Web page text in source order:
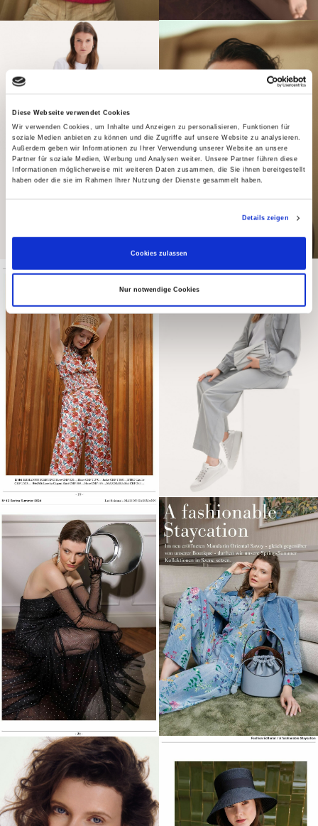
Diese Webseite verwendet Cookies
Wir verwenden Cookies, um Inhalte und Anzeigen zu personalisieren, Funktionen für
soziale Medien anbieten zu können und die Zugriffe auf unsere Website zu analysieren.
Außerdem geben wir Informationen zu Ihrer Verwendung unserer Website an unsere
Partner für soziale Medien, Werbung und Analysen weiter. Unsere Partner führen diese
Informationen möglicherweise mit weiteren Daten zusammen, die Sie ihnen bereitgestellt
haben oder die sie im Rahmen Ihrer Nutzung der Dienste gesammelt haben.
Details zeigen
Cookies zulassen
Nur notwendige Cookies